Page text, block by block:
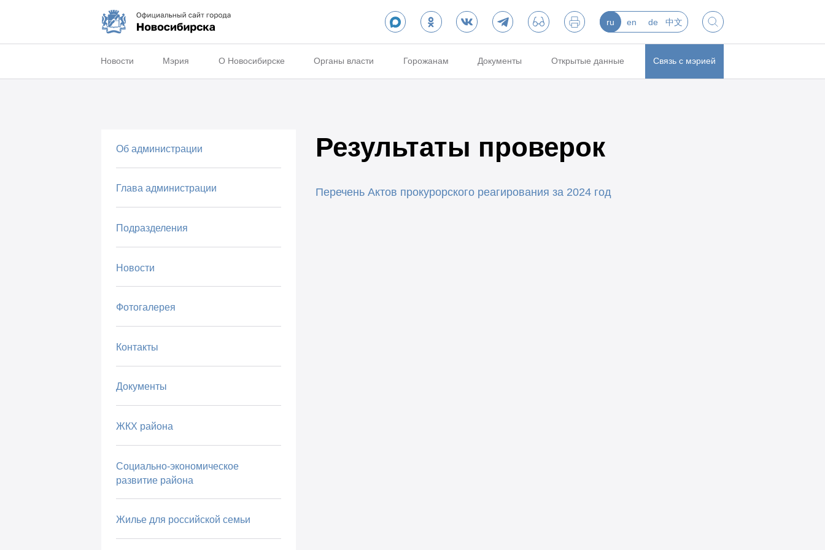
ru en de 中文
Новости Мэрия О Новосибирске Органы власти Горожанам Документы Открытые данные Связь с мэрией
Об администрации
Глава администрации
Подразделения
Новости
Фотогалерея
Контакты
Документы
ЖКХ района
Социально-экономическое
развитие района
Жилье для российской семьи
Результаты проверок
Перечень Актов прокурорского реагирования за 2024 год